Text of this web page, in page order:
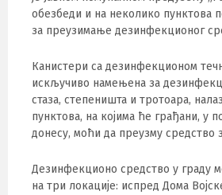
обезбеди и на неколико пунктова
за преузимање дезинфекционог
Канистери са дезинфекционом
искључиво намењена за
стаза, степеништа и тротоара,
пунктова, на којима ће грађани, у
донесу, моћи да преузму средство
Дезинфекционо средство у граду
на три локације: испред Дома